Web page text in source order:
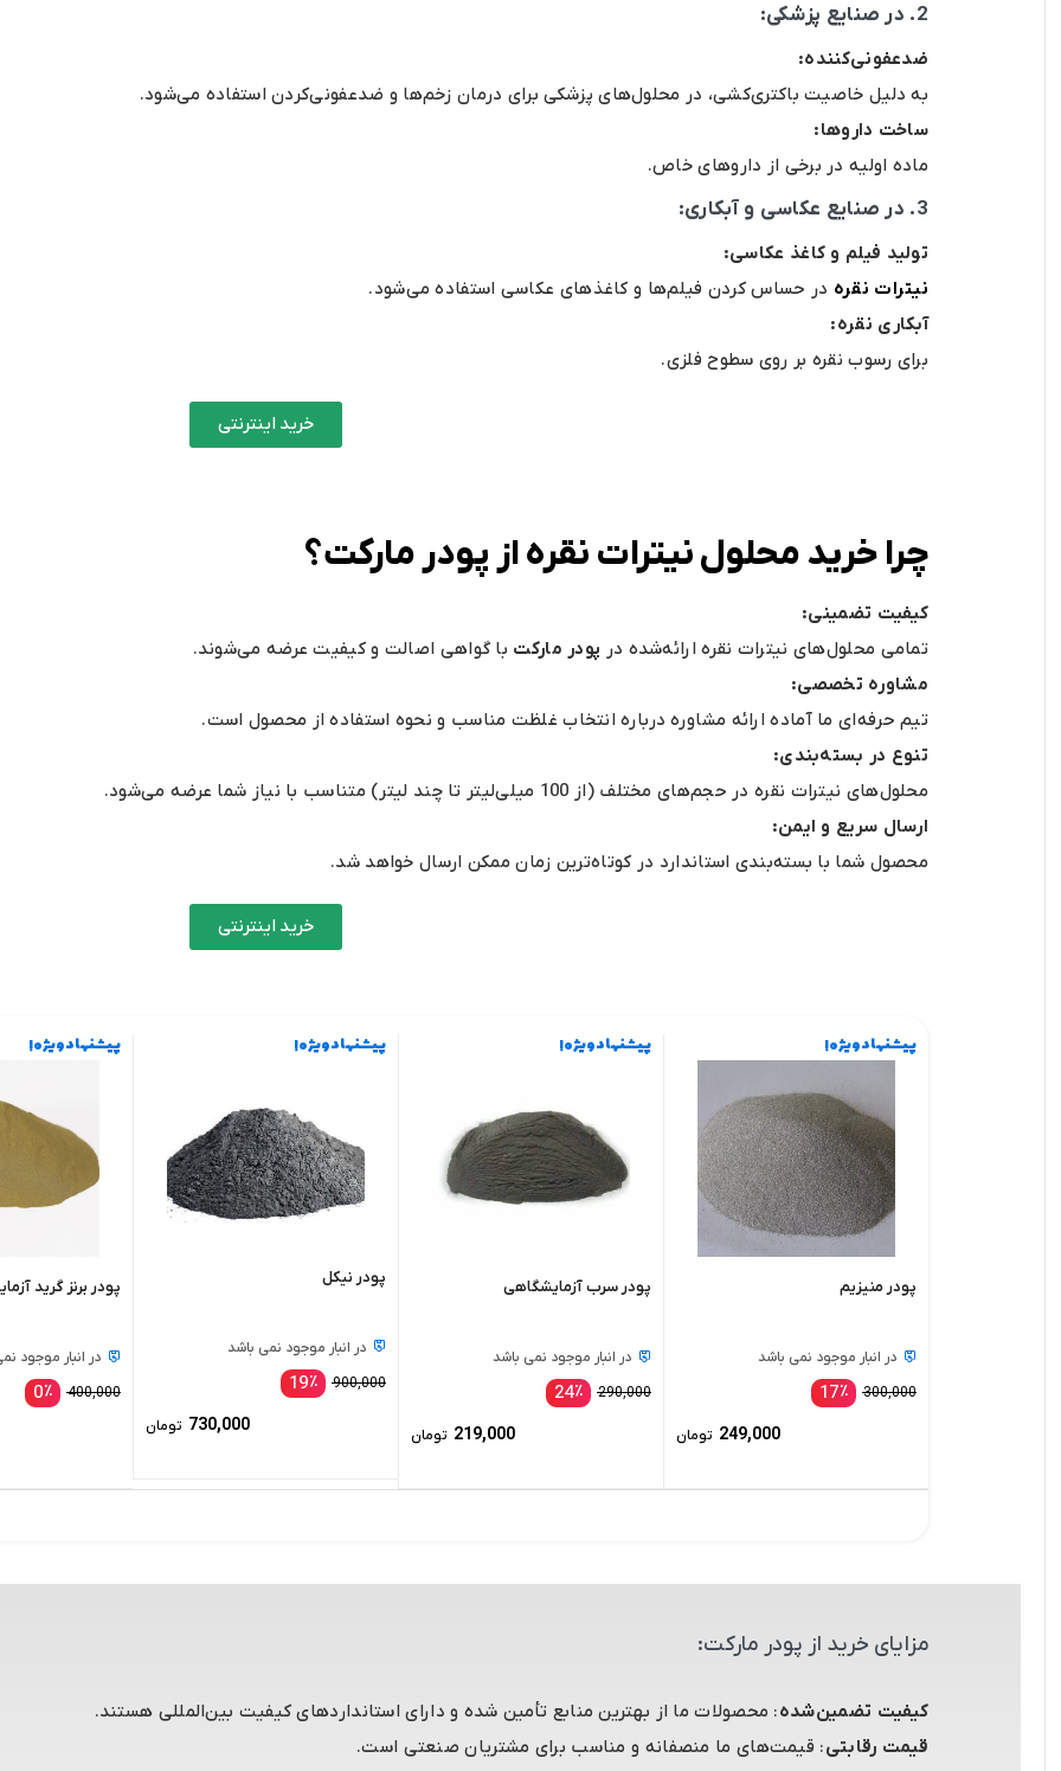
2. در صنایع پزشکی:
ضدعفونی‌کننده:
به دلیل خاصیت باکتری‌کشی، در محلول‌های پزشکی برای درمان زخم‌ها و ضدعفونی‌کردن استفاده می‌شود.
ساخت داروها:
ماده اولیه در برخی از داروهای خاص.
3. در صنایع عکاسی و آبکاری:
تولید فیلم و کاغذ عکاسی:
نیترات نقره در حساس کردن فیلم‌ها و کاغذهای عکاسی استفاده می‌شود.
آبکاری نقره:
برای رسوب نقره بر روی سطوح فلزی.
خرید اینترنتی
چرا خرید محلول نیترات نقره از پودر مارکت؟
کیفیت تضمینی:
تمامی محلول‌های نیترات نقره ارائه‌شده در پودر مارکت با گواهی اصالت و کیفیت عرضه می‌شوند.
مشاوره تخصصی:
تیم حرفه‌ای ما آماده ارائه مشاوره درباره انتخاب غلظت مناسب و نحوه استفاده از محصول است.
تنوع در بسته‌بندی:
محلول‌های نیترات نقره در حجم‌های مختلف (از 100 میلی‌لیتر تا چند لیتر) متناسب با نیاز شما عرضه می‌شود.
ارسال سریع و ایمن:
محصول شما با بسته‌بندی استاندارد در کوتاه‌ترین زمان ممکن ارسال خواهد شد.
خرید اینترنتی
پیشنهاد ویژه !
پودر منیزیم
در انبار موجود نمی باشد
٪17 300,000
249,000 تومان
پیشنهاد ویژه !
پودر سرب آزمایشگاهی
در انبار موجود نمی باشد
٪24 290,000
219,000 تومان
پیشنهاد ویژه !
پودر نیکل
در انبار موجود نمی باشد
٪19 900,000
730,000 تومان
پیشنهاد ویژه !
پودر برنز گريد
در انبار موجود
٪0 400,000
مزایای خرید از پودر مارکت:
کیفیت تضمین‌شده: محصولات ما از بهترین منابع تأمین شده و دارای استانداردهای کیفیت بین‌المللی هستند.
قیمت رقابتی: قیمت‌های ما منصفانه و مناسب برای مشتریان صنعتی است.